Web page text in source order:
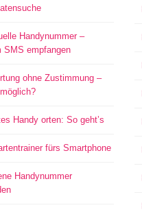
Handynummer –
SMS empfangen
ohne Zustimmung –
Handy orten: So geht’s
fürs Smartphone
Handynummer